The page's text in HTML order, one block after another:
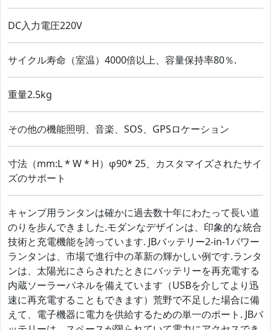
DC入力電圧220V
サイクル寿命（室温）4000倍以上、容量保持率80％.
重量2.5kg
その他の機能照明、音楽、SOS、GPSロケーション
寸法（mm:L * W * H）φ90* 25、カスタマイズされたサイ
ズのサポート
キャンプ用ランタンは確かに過去数十年にわたって長い道
のりを歩んできました.モダンなデザインは、印象的な統合
技術と充電機能を誇っています. JBバッテリー2-in-1パワー
ランタンは、市場で進行中の革新の輝かしい例です.ランタ
ンは、太陽光にさらされたときにバッテリーを再充電する
内蔵ソーラーパネルを備えています（USBを介してより迅
速に再充電することもできます）荒野で不足した場合に備
えて、電子機器に電力を供給するための単一のポート. JBバ